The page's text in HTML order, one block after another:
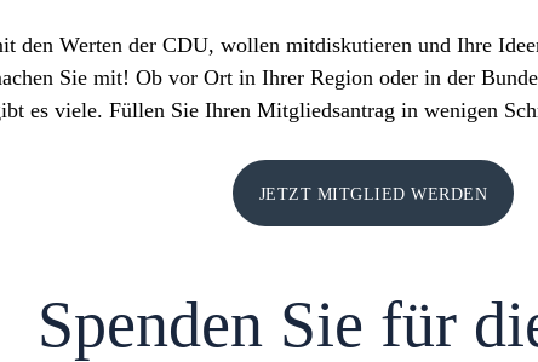
den Werten der CDU, wollen mitdiskutieren und Ihre
Sie mit! Ob vor Ort in Ihrer Region oder in der
es viele. Füllen Sie Ihren Mitgliedsantrag in wenigen
JETZT MITGLIED WERDEN
Spenden Sie für